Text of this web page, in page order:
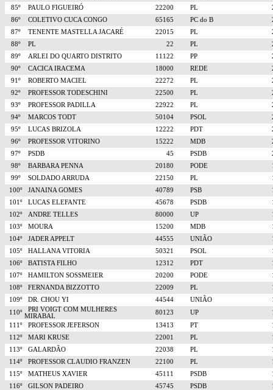
85º
PAULO FIGUEIRÓ 22200 PL
86º
COLETIVO CUCA CONGO 65165 PC do B
87º
TENENTE MASTELLA JACARÉ 22015 PL
88º
PL 22 PL
89º
ARLEI DO QUARTO DISTRITO 11122 PP
90º
CACICA IRACEMA 18000 REDE
91º
ROBERTO MACIEL 22272 PL
92º
PROFESSOR TODESCHINI 22500 PL
93º
PROFESSOR PADILLA 22922 PL
94º
MARCOS TODT 50104 PSOL
95º
LUCAS BRIZOLA 12222 PDT
96º
PROFESSOR VITORINO 15222 MDB
97º
PSDB 45 PSDB
98º
BARBARA PENNA 20180 PODE
99º
SOLDADO ARRUDA 22150 PL
100º
JANAINA GOMES 40789 PSB
101º
LUCAS ELEFANTE 45678 PSDB
102º
ANDRE TELLES 80000 UP
103º
MOURA 15200 MDB
104º
JADER APPELT 44555 UNIÃO
105º
HALLANA VITORIA 50321 PSOL
106º
BATISTA FILHO 12312 PDT
107º
HAMILTON SOSSMEIER 20200 PODE
108º
FERNANDA BIZZOTTO 22009 PL
109º
DR. CHOU YI 44544 UNIÃO
110º
PRI VOIGT COM MULHERES
MIRABAL
80123 UP
111º
PROFESSOR JEFERSON 13413 PT
112º
MARI KRUSE 22001 PL
113º
GALARDÃO 22038 PL
114º
PROFESSOR CLAUDIO FRANZEN 22100 PL
115º
MATHEUS XAVIER 45111 PSDB
116º
GILSON PADEIRO 45745 PSDB